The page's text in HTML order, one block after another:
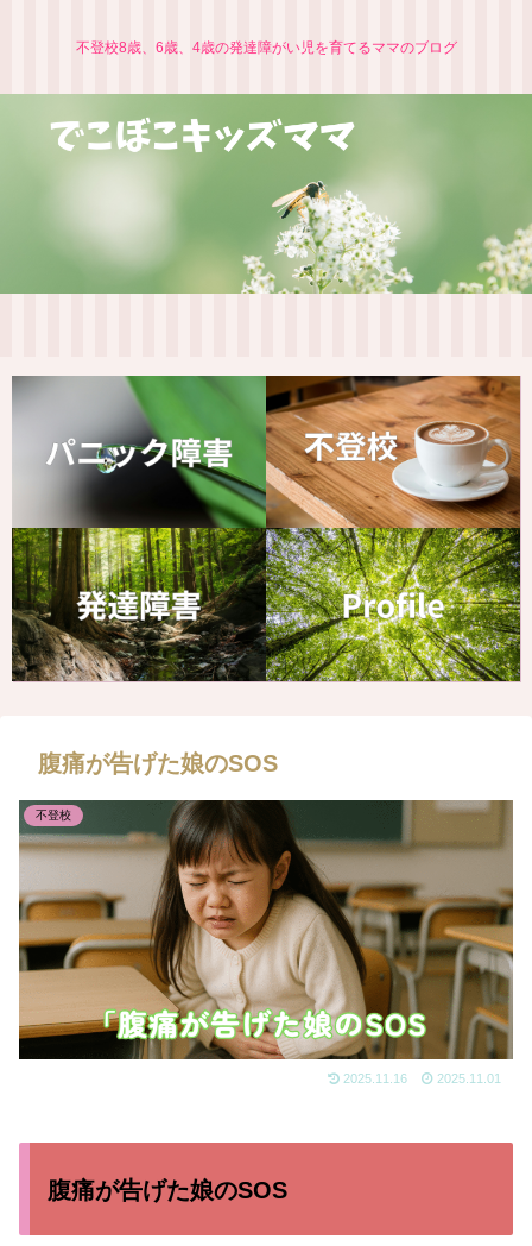
不登校8歳、6歳、4歳の発達障がい児を育てるママのブログ
腹痛が告げた娘のSOS
不登校
2025.11.16 2025.11.01
腹痛が告げた娘のSOS